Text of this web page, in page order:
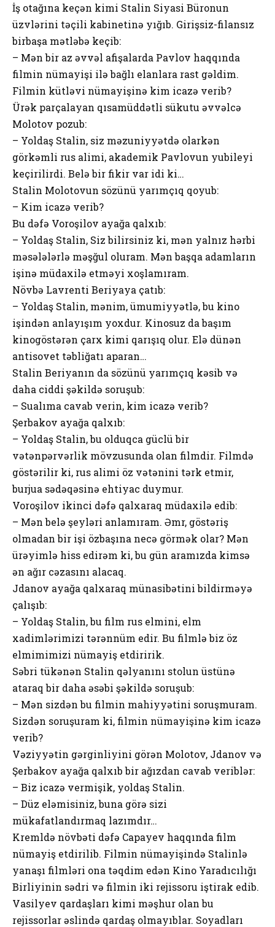
İş otağına keçən kimi Stalin Siyasi Büronun
üzvlərini təçili kabinetinə yığıb. Girişsiz-filansız
birbaşa mətləbə keçib:
– Mən bir az əvvəl afişalarda Pavlov haqqında
filmin nümayişi ilə bağlı elanlara rast gəldim.
Filmin kütləvi nümayişinə kim icazə verib?
Ürək parçalayan qısamüddətli sükutu əvvəlcə
Molotov pozub:
– Yoldaş Stalin, siz məzuniyyətdə olarkən
görkəmli rus alimi, akademik Pavlovun yubileyi
keçirilirdi. Belə bir fikir var idi ki…
Stalin Molotovun sözünü yarımçıq qoyub:
– Kim icazə verib?
Bu dəfə Voroşilov ayağa qalxıb:
– Yoldaş Stalin, Siz bilirsiniz ki, mən yalnız hərbi
məsələlərlə məşğul oluram. Mən başqa adamların
işinə müdaxilə etməyi xoşlamıram.
Növbə Lavrenti Beriyaya çatıb:
– Yoldaş Stalin, mənim, ümumiyyətlə, bu kino
işindən anlayışım yoxdur. Kinosuz da başım
kinogöstərən çarx kimi qarışıq olur. Elə dünən
antisovet təbliğatı aparan…
Stalin Beriyanın da sözünü yarımçıq kəsib və
daha ciddi şəkildə soruşub:
– Sualıma cavab verin, kim icazə verib?
Şerbakov ayağa qalxıb:
– Yoldaş Stalin, bu olduqca güclü bir
vətənpərvərlik mövzusunda olan filmdir. Filmdə
göstərilir ki, rus alimi öz vətənini tərk etmir,
burjua sədəqəsinə ehtiyac duymur.
Voroşilov ikinci dəfə qalxaraq müdaxilə edib:
– Mən belə şeyləri anlamıram. Əmr, göstəriş
olmadan bir işi özbaşına necə görmək olar? Mən
ürəyimlə hiss edirəm ki, bu gün aramızda kimsə
ən ağır cəzasını alacaq.
Jdanov ayağa qalxaraq münasibətini bildirməyə
çalışıb:
– Yoldaş Stalin, bu film rus elmini, elm
xadimlərimizi tərənnüm edir. Bu filmlə biz öz
elmimimizi nümayiş etdiririk.
Səbri tükənən Stalin qəlyanını stolun üstünə
ataraq bir daha əsəbi şəkildə soruşub:
– Mən sizdən bu filmin mahiyyətini soruşmuram.
Sizdən soruşuram ki, filmin nümayişinə kim icazə
verib?
Vəziyyətin gərginliyini görən Molotov, Jdanov və
Şerbakov ayağa qalxıb bir ağızdan cavab veriblər:
– Biz icazə vermişik, yoldaş Stalin.
– Düz eləmisiniz, buna görə sizi
mükafatlandırmaq lazımdır…
Kremldə növbəti dəfə Capayev haqqında film
nümayiş etdirilib. Filmin nümayişində Stalinlə
yanaşı filmləri ona təqdim edən Kino Yaradıcılığı
Birliyinin sədri və filmin iki rejissoru iştirak edib.
Vasilyev qardaşları kimi məşhur olan bu
rejissorlar əslində qardaş olmayıblar. Soyadları